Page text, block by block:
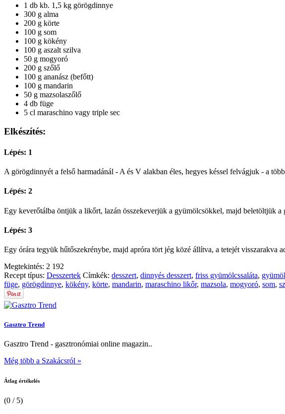
1 db kb. 1,5 kg görögdinnye
300 g alma
200 g körte
100 g som
100 g kökény
100 g aszalt szilva
50 g mogyoró
200 g szőlő
100 g ananász (befőtt)
100 g mandarin
50 g mazsolaszőlő
4 db füge
5 cl maraschino vagy triple sec
Elkészítés:
Lépés: 1
A görögdinnyét a felső harmadánál - A és V alakban éles, hegyes késsel felvágjuk - a
Lépés: 2
Egy keverőtálba öntjük a likőrt, lazán összekeverjük a gyümölcsökkel, majd beletöltjük a
Lépés: 3
Egy órára tegyük hűtőszekrénybe, majd apróra tört jég közé állítva, a tetejét visszarakva
Megtekintés: 2 192
Recept típus: Desszertek Címkék: desszert, dinnyés desszert, friss gyümölcssaláta,
füge, görögdinnye, kökény, körte, mandarin, maraschino likőr, mazsola, mogyoró, som,
Gasztro Trend
Gasztro Trend - gasztronómiai online magazin..
Még több a Szakácsról »
Átlag értékelés
(0 / 5)